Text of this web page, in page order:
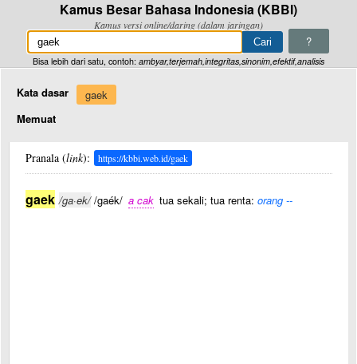
Kamus Besar Bahasa Indonesia (KBBI)
Kamus versi online/daring (dalam jaringan)
?
Bisa lebih dari satu, contoh: ambyar,terjemah,integritas,sinonim,efektif,analisis
Kata dasar
gaek
Memuat
Pranala (link): https://kbbi.web.id/gaek
gaek /ga·ek//gaék/ a cak tua sekali; tua renta: orang --